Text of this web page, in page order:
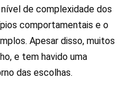
de complexidade dos
comportamentais e o
Apesar disso, muitos
e tem havido uma
das escolhas.